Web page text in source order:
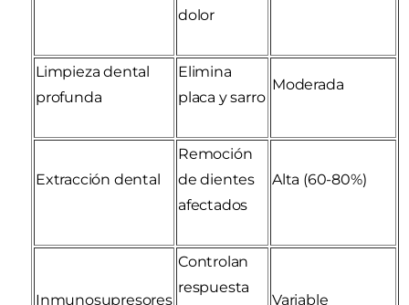
dolor
Limpieza dental
profunda
Elimina
placa y sarro
Moderada
Extracción dental
Remoción
de dientes
afectados
Alta (60-80%)
Inmunosupresores
Controlan
respuesta
Variable